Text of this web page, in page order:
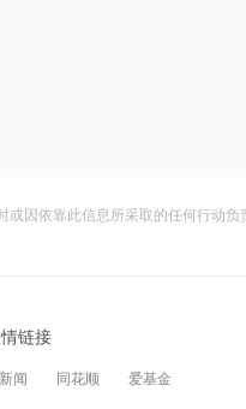
力应对极端天气
21:08
因依靠此信息所采取的任何行动负
链接
闻 同花顺 爱基金